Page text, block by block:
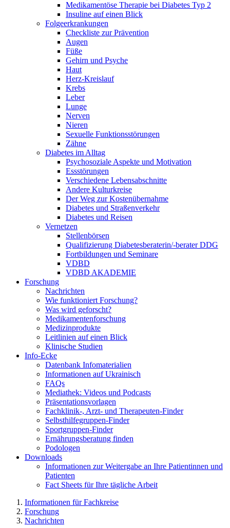
Medikamentöse Therapie bei Diabetes Typ 2
Insuline auf einen Blick
Folgeerkrankungen
Checkliste zur Prävention
Augen
Füße
Gehirn und Psyche
Haut
Herz-Kreislauf
Krebs
Leber
Lunge
Nerven
Nieren
Sexuelle Funktionsstörungen
Zähne
Diabetes im Alltag
Psychosoziale Aspekte und Motivation
Essstörungen
Verschiedene Lebensabschnitte
Andere Kulturkreise
Der Weg zur Kostenübernahme
Diabetes und Straßenverkehr
Diabetes und Reisen
Vernetzen
Stellenbörsen
Qualifizierung Diabetesberaterin/­-berater DDG
Fortbildungen und Seminare
VDBD
VDBD AKADEMIE
Forschung
Nachrichten
Wie funktioniert Forschung?
Was wird geforscht?
Medikamentenforschung
Medizinprodukte
Leitlinien auf einen Blick
Klinische Studien
Info-Ecke
Datenbank Infomaterialien
Informationen auf Ukrainisch
FAQs
Mediathek: Videos und Podcasts
Präsentationsvorlagen
Fachklinik-, Arzt- und Therapeuten-Finder
Selbsthilfegruppen-Finder
Sportgruppen-Finder
Ernährungsberatung finden
Podologen
Downloads
Informationen zur Weitergabe an Ihre Patientinnen und
Patienten
Fact Sheets für Ihre tägliche Arbeit
Informationen für Fachkreise
Forschung
Nachrichten